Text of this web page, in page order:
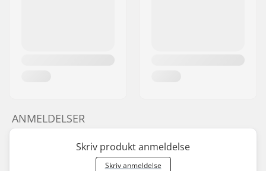
ANMELDELSER
Skriv produkt anmeldelse
Skriv anmeldelse